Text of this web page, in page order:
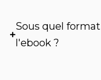
Sous quel
l'ebook ?